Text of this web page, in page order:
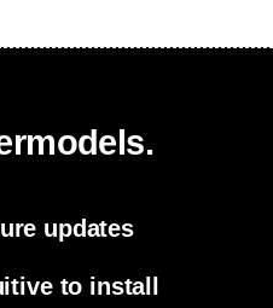
updates
to install